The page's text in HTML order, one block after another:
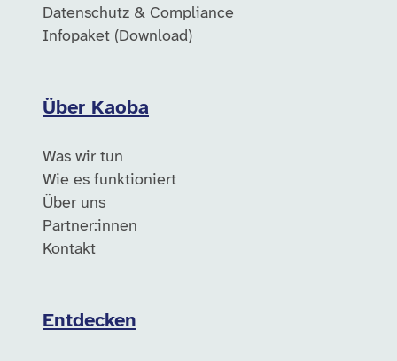
Datenschutz & Compliance
Infopaket (Download)
Über Kaoba
Was wir tun
Wie es funktioniert
Über uns
Partner:innen
Kontakt
Entdecken